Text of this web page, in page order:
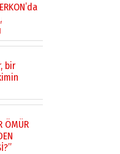
bir
ÖMÜR